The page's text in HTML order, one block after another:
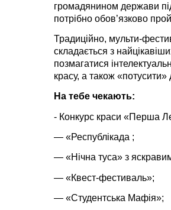
громадянином держави
потрібно обов’язково
Традиційно, мульти-
складається з
позмагатися
красу, а також «потусити»
На тебе чекають:
- Конкурс краси «Перша
— «Республікада ;
— «Нічна туса» з
— «Квест-фестиваль»;
— «Студентська Мафія»;